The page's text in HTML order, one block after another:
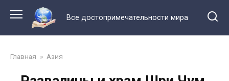
контенту
Все достопримечательности мира
Главная » Азия